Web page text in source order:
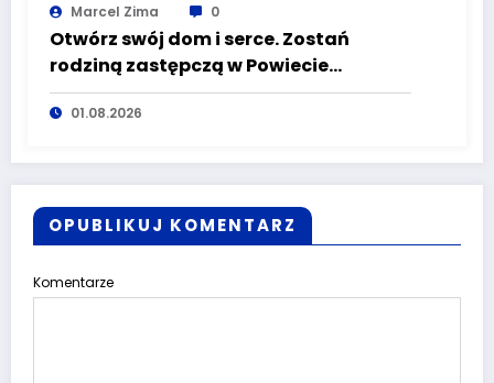
Marcel Zima 0
Otwórz swój dom i serce. Zostań
rodziną zastępczą w Powiecie
Wałbrzyskim
01.08.2026
OPUBLIKUJ KOMENTARZ
Komentarze